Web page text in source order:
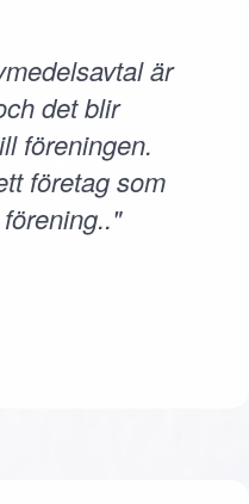
är
det blir
föreningen.
företag som